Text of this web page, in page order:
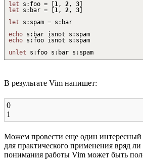
let s : foo = [1 , 2 , 3]
let s : bar = [1 , 2 , 3]
let s : spam = s : bar
echo s : bar isnot s : spam
echo s : foo isnot s : spam
unlet s : foo s : bar s : spam
В результате Vim напишет:
0
1
Можем провести еще один интересный
для практического применения вряд
понимания работы Vim может быть